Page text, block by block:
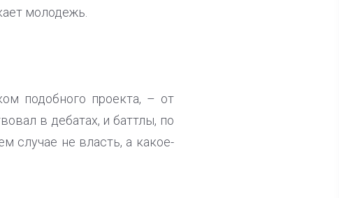
молодежь.
подобного проекта, – от
в дебатах, и баттлы, по
случае не власть, а какое-